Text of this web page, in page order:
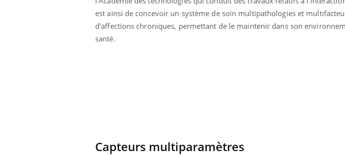
est ainsi de concevoir un système de soin multipathologies et
d'affections chroniques, permettant de le maintenir dans son
santé.
Capteurs multiparamètres
Cytomégalovirus : ce qui Pourquoi votre ventre